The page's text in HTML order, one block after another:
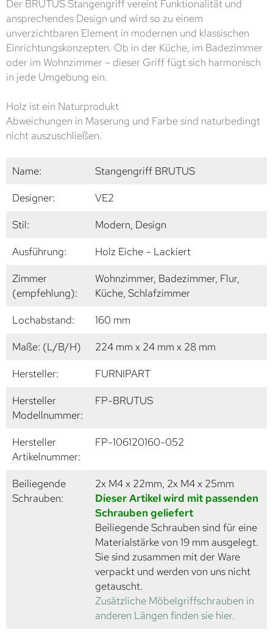
Der BRUTUS Stangengriff vereint Funktionalität und
ansprechendes Design und wird so zu einem
unverzichtbaren Element in modernen und klassischen
Einrichtungskonzepten. Ob in der Küche, im Badezimmer
oder im Wohnzimmer – dieser Griff fügt sich harmonisch
in jede Umgebung ein.
Holz ist ein Naturprodukt
Abweichungen in Maserung und Farbe sind naturbedingt
nicht auszuschließen.
Name:
Stangengriff BRUTUS
Designer:
VE2
Stil:
Modern, Design
Ausführung:
Holz Eiche – Lackiert
Zimmer
(empfehlung):
Wohnzimmer, Badezimmer, Flur,
Küche, Schlafzimmer
Lochabstand:
160 mm
Maße: (L/B/H)
224 mm x 24 mm x 28 mm
Hersteller:
FURNIPART
Hersteller
Modellnummer:
FP-BRUTUS
Hersteller
Artikelnummer:
FP-106120160-052
Beiliegende
Schrauben:
2x M4 x 22mm, 2x M4 x 25mm
Dieser Artikel wird mit passenden
Schrauben geliefert
Beiliegende Schrauben sind für eine
Materialstärke von 19 mm ausgelegt.
Sie sind zusammen mit der Ware
verpackt und werden von uns nicht
getauscht.
Zusätzliche Möbelgriffschrauben in
anderen Längen finden sie hier.